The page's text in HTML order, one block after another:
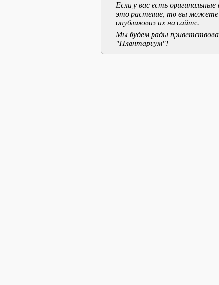
Если у вас есть
это растение, то вы можете
опубликовав их на сайте.
Мы будем рады
"Плантариум"!